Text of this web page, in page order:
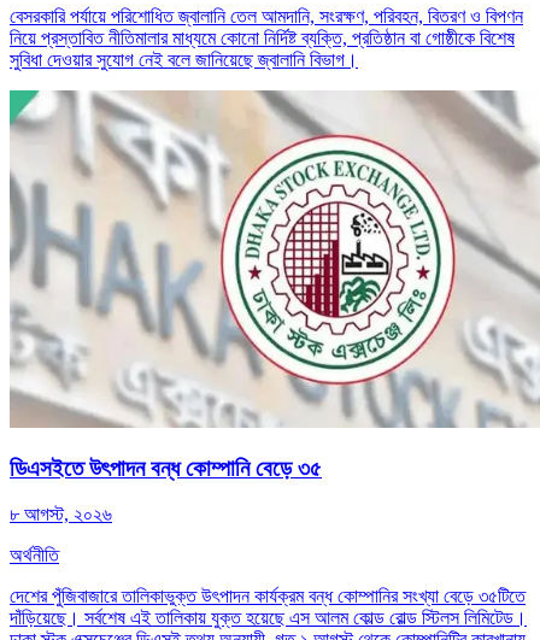
বেসরকারি পর্যায়ে পরিশোধিত জ্বালানি তেল আমদানি, সংরক্ষণ, পরিবহন, বিতরণ ও বিপণন
নিয়ে প্রস্তাবিত নীতিমালার মাধ্যমে কোনো নির্দিষ্ট ব্যক্তি, প্রতিষ্ঠান বা গোষ্ঠীকে বিশেষ
সুবিধা দেওয়ার সুযোগ নেই বলে জানিয়েছে জ্বালানি বিভাগ।
ডিএসইতে উৎপাদন বন্ধ কোম্পানি বেড়ে ৩৫
৮ আগস্ট, ২০২৬
অর্থনীতি
দেশের পুঁজিবাজারে তালিকাভুক্ত উৎপাদন কার্যক্রম বন্ধ কোম্পানির সংখ্যা বেড়ে ৩৫টিতে
দাঁড়িয়েছে। সর্বশেষ এই তালিকায় যুক্ত হয়েছে এস আলম কোল্ড রোল্ড স্টিলস লিমিটেড।